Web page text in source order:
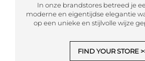
In onze brandstores betreed je
moderne en eigentijdse elegantie
op een unieke en stijlvolle wijze
FIND YOUR STORE